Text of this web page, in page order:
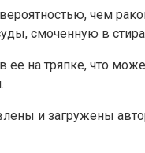
чем
смоченную в
ее на тряпке, что
и загружены